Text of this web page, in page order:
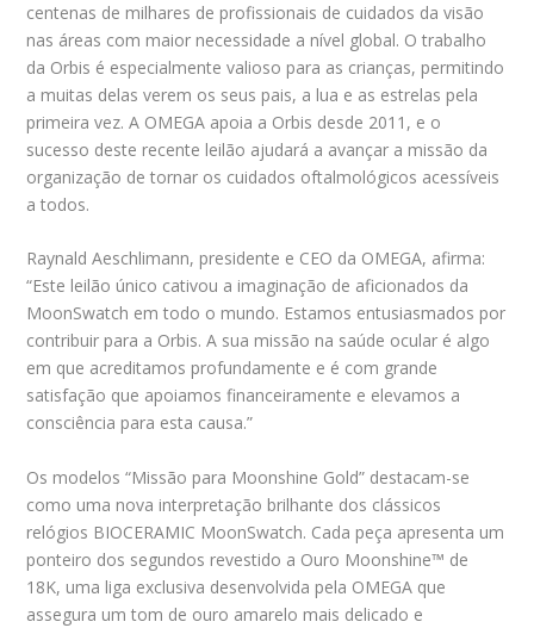
centenas de milhares de profissionais de cuidados da visão
nas áreas com maior necessidade a nível global. O trabalho
da Orbis é especialmente valioso para as crianças, permitindo
a muitas delas verem os seus pais, a lua e as estrelas pela
primeira vez. A OMEGA apoia a Orbis desde 2011, e o
sucesso deste recente leilão ajudará a avançar a missão da
organização de tornar os cuidados oftalmológicos acessíveis
a todos.
Raynald Aeschlimann, presidente e CEO da OMEGA, afirma:
“Este leilão único cativou a imaginação de aficionados da
MoonSwatch em todo o mundo. Estamos entusiasmados por
contribuir para a Orbis. A sua missão na saúde ocular é algo
em que acreditamos profundamente e é com grande
satisfação que apoiamos financeiramente e elevamos a
consciência para esta causa.”
Os modelos “Missão para Moonshine Gold” destacam-se
como uma nova interpretação brilhante dos clássicos
relógios BIOCERAMIC MoonSwatch. Cada peça apresenta um
ponteiro dos segundos revestido a Ouro Moonshine™ de
18K, uma liga exclusiva desenvolvida pela OMEGA que
assegura um tom de ouro amarelo mais delicado e